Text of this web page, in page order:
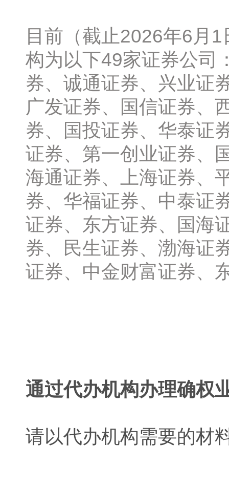
目前（截止2026年6月
构为以下49家证券公司
券、诚通证券、兴业证
广发证券、国信证券、
券、国投证券、华泰证
证券、第一创业证券、
海通证券、上海证券、
券、华福证券、中泰证
证券、东方证券、国海
券、民生证券、渤海证
证券、中金财富证券、
通过代办机构办理确权
请以代办机构需要的材